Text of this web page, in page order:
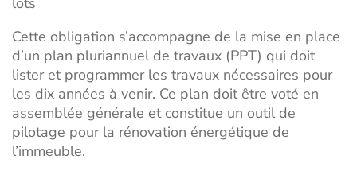
Cette obligation s’accompagne de la mise en place
d’un plan pluriannuel de travaux (PPT) qui doit
lister et programmer les travaux nécessaires pour
les dix années à venir. Ce plan doit être voté en
assemblée générale et constitue un outil de
pilotage pour la rénovation énergétique de
l’immeuble.